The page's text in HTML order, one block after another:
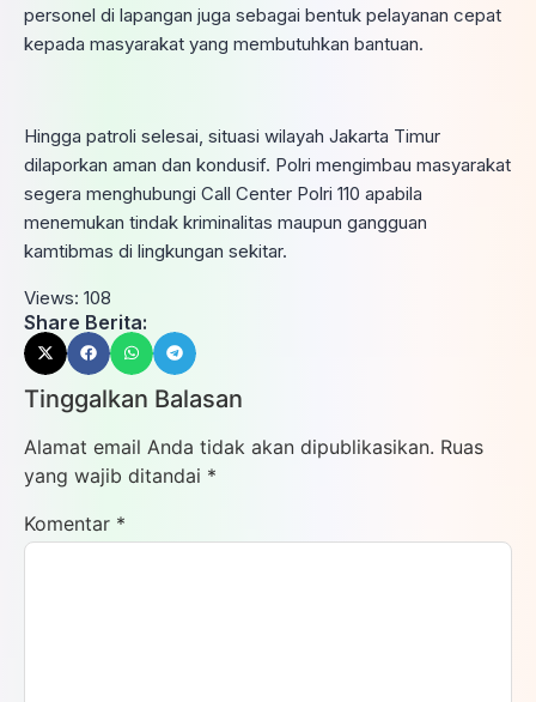
personel di lapangan juga sebagai bentuk pelayanan cepat
kepada masyarakat yang membutuhkan bantuan.
Hingga patroli selesai, situasi wilayah Jakarta Timur
dilaporkan aman dan kondusif. Polri mengimbau masyarakat
segera menghubungi Call Center Polri 110 apabila
menemukan tindak kriminalitas maupun gangguan
kamtibmas di lingkungan sekitar.
Views: 108
Share Berita:
Tinggalkan Balasan
Alamat email Anda tidak akan dipublikasikan. Ruas
yang wajib ditandai *
Komentar *